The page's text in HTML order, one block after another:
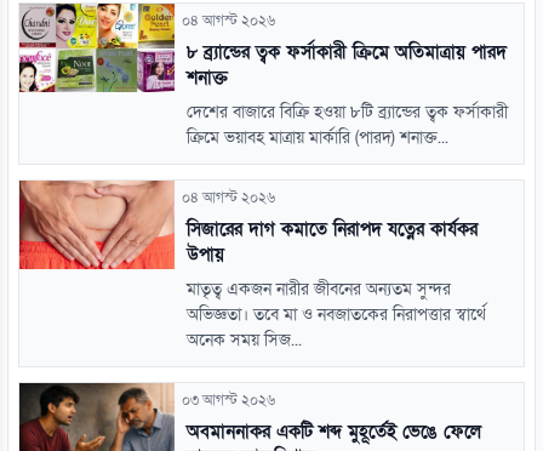
০৪ আগস্ট ২০২৬
৮ ব্র্যান্ডের ত্বক ফর্সাকারী ক্রিমে অতিমাত্রায় পারদ
শনাক্ত
দেশের বাজারে বিক্রি হওয়া ৮টি ব্র্যান্ডের ত্বক ফর্সাকারী
ক্রিমে ভয়াবহ মাত্রায় মার্কারি (পারদ) শনাক্ত...
০৪ আগস্ট ২০২৬
সিজারের দাগ কমাতে নিরাপদ যত্নের কার্যকর
উপায়
মাতৃত্ব একজন নারীর জীবনের অন্যতম সুন্দর
অভিজ্ঞতা। তবে মা ও নবজাতকের নিরাপত্তার স্বার্থে
অনেক সময় সিজ...
০৩ আগস্ট ২০২৬
অবমাননাকর একটি শব্দ মুহূর্তেই ভেঙে ফেলে